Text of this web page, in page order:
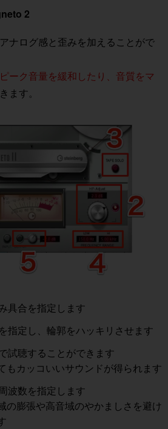
2
ナログ感と歪みを加えることがで
ーク音量を緩和したり、音質をマ
ます。
具合を指定します
指定し、輪郭をハッキリさせます
試聴することができます
もカッコいいサウンドが得られます
波数を指定します
の膨張や高音域のやかましさを避け